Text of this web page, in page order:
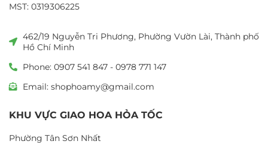
MST: 0319306225
462/19 Nguyễn Tri Phương, Phường Vườn Lài, Thành phố
Hồ Chí Minh
Phone: 0907 541 847 - 0978 771 147
Email: shophoamy@gmail.com
KHU VỰC GIAO HOA HỎA TỐC
Phường Tân Sơn Nhất